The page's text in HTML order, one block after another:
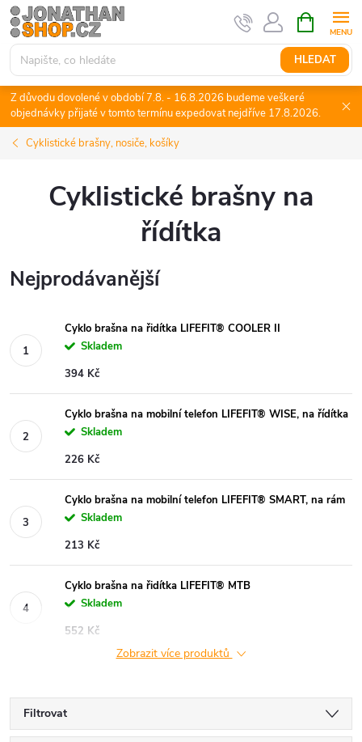
Přejít
na
obsah
HLEDAT
NÁKUPNÍ
KOŠÍK
Z důvodu dovolené v období 7.8. - 16.8.2026 budeme veškeré
objednávky přijaté v tomto termínu expedovat nejdříve 17.8.2026.
Cyklistické brašny, nosiče, košíky
Cyklistické brašny na
řídítka
Nejprodávanější
Cyklo brašna na řidítka LIFEFIT® COOLER II
Skladem
394 Kč
Cyklo brašna na mobilní telefon LIFEFIT® WISE, na řídítka
Skladem
226 Kč
Cyklo brašna na mobilní telefon LIFEFIT® SMART, na rám
Skladem
213 Kč
Cyklo brašna na řidítka LIFEFIT® MTB
Skladem
552 Kč
Zobrazit více produktů
Filtrovat